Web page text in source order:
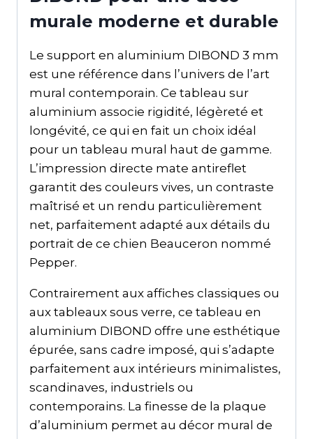
murale moderne et durable
Le support en aluminium DIBOND 3 mm
est une référence dans l’univers de l’art
mural contemporain. Ce tableau sur
aluminium associe rigidité, légèreté et
longévité, ce qui en fait un choix idéal
pour un tableau mural haut de gamme.
L’impression directe mate antireflet
garantit des couleurs vives, un contraste
maîtrisé et un rendu particulièrement
net, parfaitement adapté aux détails du
portrait de ce chien Beauceron nommé
Pepper.
Contrairement aux affiches classiques ou
aux tableaux sous verre, ce tableau en
aluminium DIBOND offre une esthétique
épurée, sans cadre imposé, qui s’adapte
parfaitement aux intérieurs minimalistes,
scandinaves, industriels ou
contemporains. La finesse de la plaque
d’aluminium permet au décor mural de